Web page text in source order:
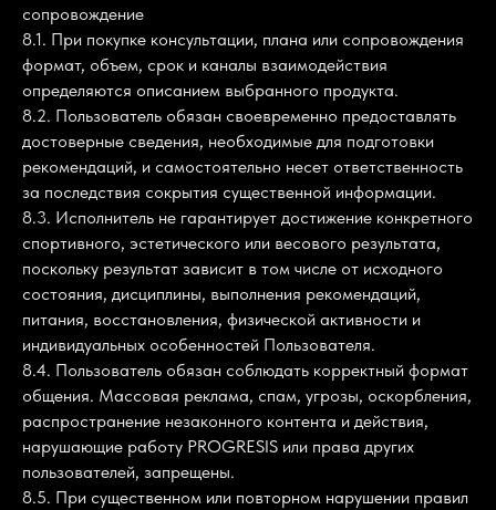
сопровождение
8.1. При покупке консультации, плана или сопровождения
формат, объем, срок и каналы взаимодействия
определяются описанием выбранного продукта.
8.2. Пользователь обязан своевременно предоставлять
достоверные сведения, необходимые для подготовки
рекомендаций, и самостоятельно несет ответственность
за последствия сокрытия существенной информации.
8.3. Исполнитель не гарантирует достижение конкретного
спортивного, эстетического или весового результата,
поскольку результат зависит в том числе от исходного
состояния, дисциплины, выполнения рекомендаций,
питания, восстановления, физической активности и
индивидуальных особенностей Пользователя.
8.4. Пользователь обязан соблюдать корректный формат
общения. Массовая реклама, спам, угрозы, оскорбления,
распространение незаконного контента и действия,
нарушающие работу PROGRESIS или права других
пользователей, запрещены.
8.5. При существенном или повторном нарушении правил